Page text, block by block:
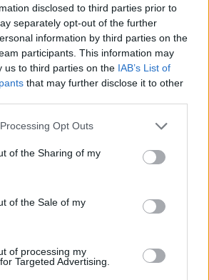
disclosed to third parties prior to
separately opt-out of the further
information by third parties on the
participants. This information may
us to third parties on the IAB’s List of
that may further disclose it to other
Opt Outs
of the Sharing of my
of the Sale of my
of processing my
Targeted Advertising.
vriten
një
Protesta hyn në ditën e
70-të, qytetarët
grumbullohen në sheshin
“Skënderbej”: Rama, jep
dorëheqjen!
suprem publikohet nga
Khameneit